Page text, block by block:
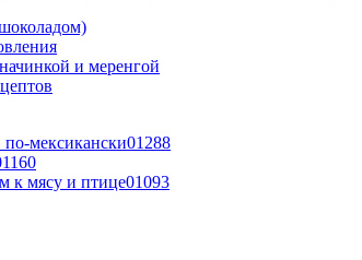
и меренгой
по-мексикански01288
1160
к мясу и птице01093